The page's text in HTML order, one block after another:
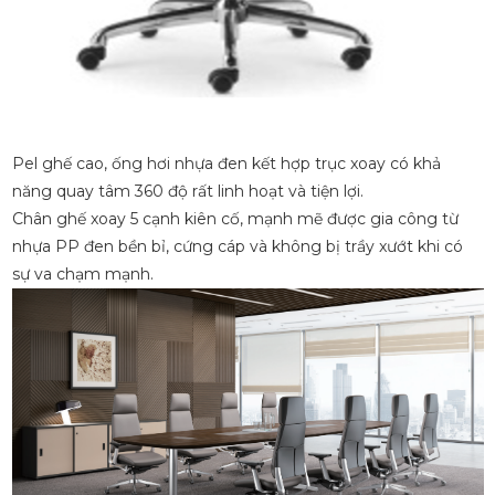
Pel ghế cao, ống hơi nhựa đen kết hợp trục xoay có khả
năng quay tâm 360 độ rất linh hoạt và tiện lợi.
Chân ghế xoay 5 cạnh kiên cố, mạnh mẽ được gia công từ
nhựa PP đen bền bỉ, cứng cáp và không bị trầy xướt khi có
sự va chạm mạnh.